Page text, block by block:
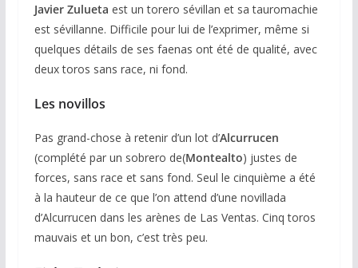
Javier Zulueta est un torero sévillan et sa tauromachie
est sévillanne. Difficile pour lui de l’exprimer, même si
quelques détails de ses faenas ont été de qualité, avec
deux toros sans race, ni fond.
Les novillos
Pas grand-chose à retenir d’un lot d’Alcurrucen
(complété par un sobrero de(Montealto) justes de
forces, sans race et sans fond. Seul le cinquième a été
à la hauteur de ce que l’on attend d’une novillada
d’Alcurrucen dans les arènes de Las Ventas. Cinq toros
mauvais et un bon, c’est très peu.